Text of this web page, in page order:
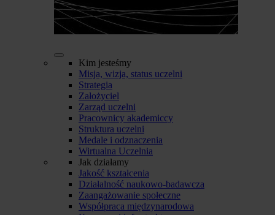
Kim jesteśmy
Misja, wizja, status uczelni
Strategia
Założyciel
Zarząd uczelni
Pracownicy akademiccy
Struktura uczelni
Medale i odznaczenia
Wirtualna Uczelnia
Jak działamy
Jakość kształcenia
Działalność naukowo-badawcza
Zaangażowanie społeczne
Współpraca międzynarodowa